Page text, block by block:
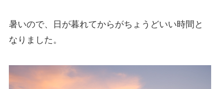
暑いので、日が暮れてからがちょうどいい時間と
なりました。